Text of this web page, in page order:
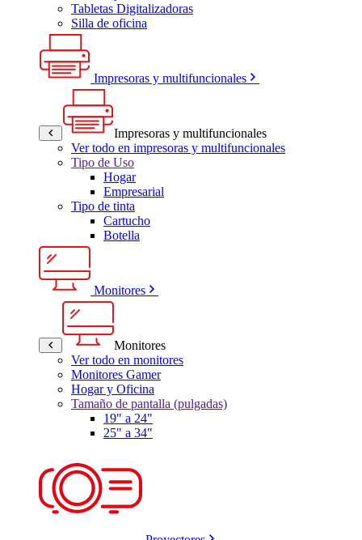
Tabletas Digitalizadoras
Silla de oficina
Impresoras y multifuncionales
Impresoras y multifuncionales
Ver todo en impresoras y multifuncionales
Tipo de Uso
Hogar
Empresarial
Tipo de tinta
Cartucho
Botella
Monitores
Monitores
Ver todo en monitores
Monitores Gamer
Hogar y Oficina
Tamaño de pantalla (pulgadas)
19" a 24"
25" a 34"